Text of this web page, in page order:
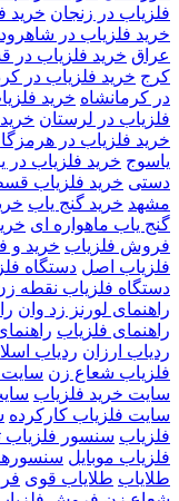
فلزیاب در زنجان خرید
خرید فلزیاب در شاهرود
عراق خرید فلزیاب در
کرج خرید فلزیاب در
در کرمانشاه خرید
فلزیاب در لرستان
خرید فلزیاب در
یاسوج خرید فلزیاب در
دستی خرید فلزیاب
مشهد خرید گنج یاب
گنج یاب ماهواره ای
فروش فلزیاب خرید و
فلزیاب اصل دستگاه
دستگاه فلزیاب نقطه
راهنمای لورنز زد وان
راهنمای فلزیاب
ردیاب ارزان ردیاب
فلزیاب شعاع زن سایت
سایت خرید فلزیاب
سایت فلزیاب کارکرده
فلزیاب سنسور فلزیاب
فلزیاب موبایل
طلایاب طلایاب قوی